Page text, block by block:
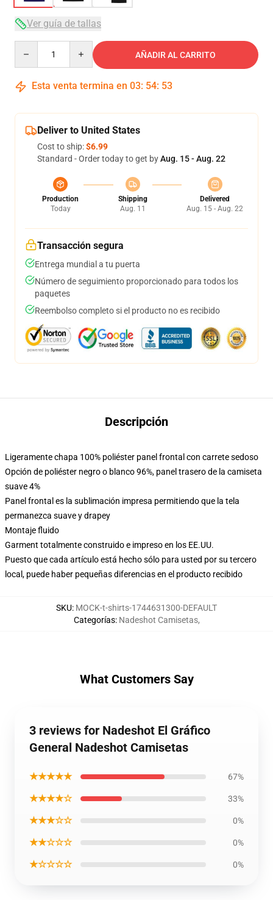
Ver guía de tallas
AÑADIR AL CARRITO
Esta venta termina en 03: 54: 52
Deliver to United States
Cost to ship:$6.99
Standard - Order today to get byAug. 15 - Aug. 22
Production
Today
Shipping
Aug. 11
Delivered
Aug. 15 - Aug. 22
Transacción segura
Entrega mundial a tu puerta
Número de seguimiento proporcionado para todos los
paquetes
Reembolso completo si el producto no es recibido
Descripción
Ligeramente chapa 100% poliéster panel frontal con carrete sedoso
Opción de poliéster negro o blanco 96%, panel trasero de la camiseta
suave 4%
Panel frontal es la sublimación impresa permitiendo que la tela
permanezca suave y drapey
Montaje fluido
Garment totalmente construido e impreso en los EE.UU.
Puesto que cada artículo está hecho sólo para usted por su tercero
local, puede haber pequeñas diferencias en el producto recibido
SKU: MOCK-t-shirts-1744631300-DEFAULT
Categorías: Nadeshot Camisetas,
What Customers Say
3 reviews for Nadeshot El Gráfico
General Nadeshot Camisetas
★★★★★ 67%
★★★★☆ 33%
★★★☆☆ 0%
★★☆☆☆ 0%
★☆☆☆☆ 0%